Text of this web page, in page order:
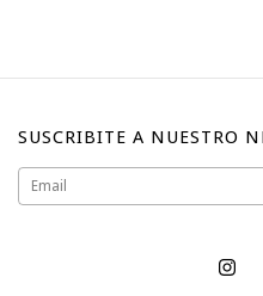
SUSCRIBITE A NUESTRO